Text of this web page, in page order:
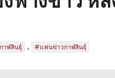
าฬสินธุ์ , #แฟนข่าวกาฬสินธุ์